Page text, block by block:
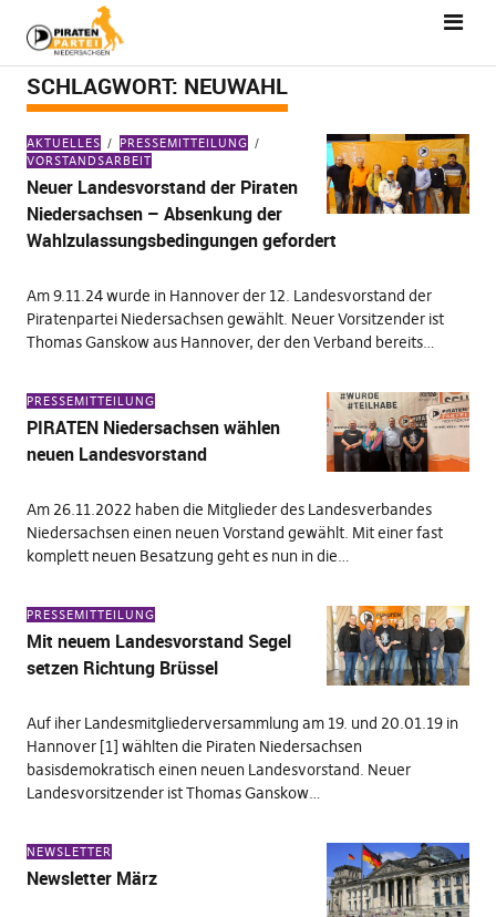
SCHLAGWORT: NEUWAHL
AKTUELLES
PRESSEMITTEILUNG
VORSTANDSARBEIT
Neuer Landesvorstand der Piraten
Niedersachsen – Absenkung der
Wahlzulassungsbedingungen gefordert
Am 9.11.24 wurde in Hannover der 12. Landesvorstand der
Piratenpartei Niedersachsen gewählt. Neuer Vorsitzender ist
Thomas Ganskow aus Hannover, der den Verband bereits…
PRESSEMITTEILUNG
PIRATEN Niedersachsen wählen
neuen Landesvorstand
Am 26.11.2022 haben die Mitglieder des Landesverbandes
Niedersachsen einen neuen Vorstand gewählt. Mit einer fast
komplett neuen Besatzung geht es nun in die…
PRESSEMITTEILUNG
Mit neuem Landesvorstand Segel
setzen Richtung Brüssel
Auf iher Landesmitgliederversammlung am 19. und 20.01.19 in
Hannover [1] wählten die Piraten Niedersachsen
basisdemokratisch einen neuen Landesvorstand. Neuer
Landesvorsitzender ist Thomas Ganskow…
NEWSLETTER
Newsletter März